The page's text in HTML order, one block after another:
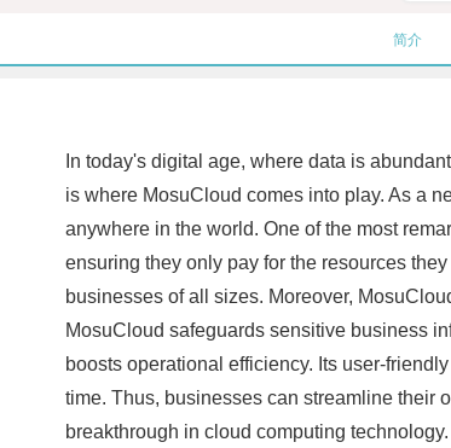
简介
In today's digital age, where data is
is where MosuCloud comes into play. As a
anywhere in the world. One of the most
ensuring they only pay for the resources
businesses of all sizes. Moreover,
MosuCloud safeguards sensitive business
boosts operational efficiency. Its user-
time. Thus, businesses can streamline their
breakthrough in cloud computing